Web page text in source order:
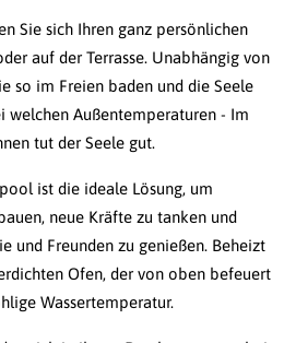
Sie sich Ihren ganz persönlichen
auf der Terrasse. Unabhängig von
so im Freien baden und die Seele
welchen Außentemperaturen - Im
tut der Seele gut.
ist die ideale Lösung, um
neue Kräfte zu tanken und
und Freunden zu genießen. Beheizt
Ofen, der von oben befeuert
Wassertemperatur.